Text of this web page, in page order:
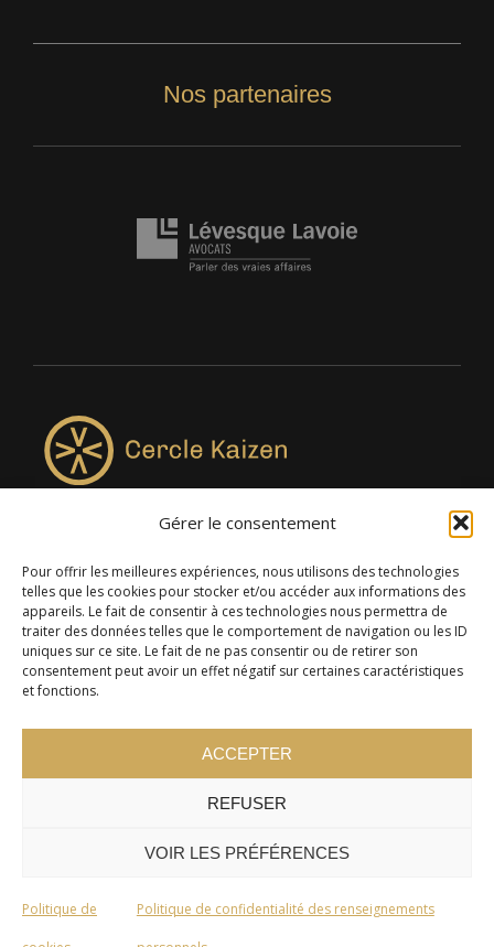
Gérer le consentement
Pour offrir les meilleures expériences, nous utilisons des technologies
telles que les cookies pour stocker et/ou accéder aux informations des
appareils. Le fait de consentir à ces technologies nous permettra de
traiter des données telles que le comportement de navigation ou les ID
uniques sur ce site. Le fait de ne pas consentir ou de retirer son
consentement peut avoir un effet négatif sur certaines caractéristiques
et fonctions.
ACCEPTER
REFUSER
VOIR LES PRÉFÉRENCES
Politique de Politique de confidentialité des renseignements
Nos partenaires
4957, rue Lionel-Groulx, bureau 819, Saint-Augustin-de-
Desmaures QC G3A 0M7
© 2024 Cercle Kaizen. Tous droits réservés -